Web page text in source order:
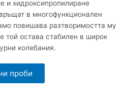
и хидроксипропилиране
в многофункционален
повишава разтворимостта му
той остава стабилен в широк
колебания.
проби